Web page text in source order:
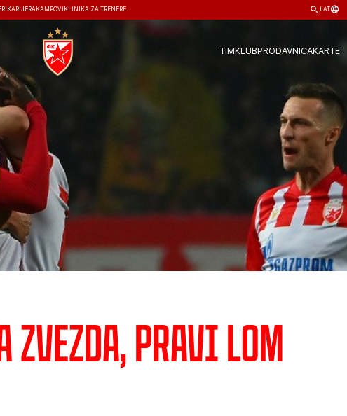
KARIJERA KAMPOVI KLINIKA ZA TRENERE LAT
TIMKLUBPRODAVNICAKARTE
Zvezda, pravi lom